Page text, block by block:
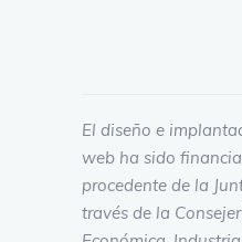
El diseño e
web ha sido
procedente de la
través de la